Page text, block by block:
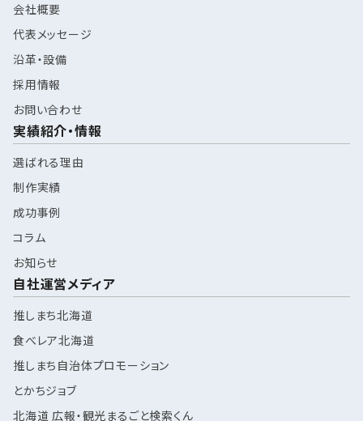
会社概要
代表メッセージ
沿革・設備
採用情報
お問い合わせ
実績紹介・情報
選ばれる理由
制作実績
成功事例
コラム
お知らせ
自社運営メディア
推しまち北海道
食べレア北海道
推しまち自治体プロモーション
とかちジョブ
北海道 広報・観光まるごと検索くん